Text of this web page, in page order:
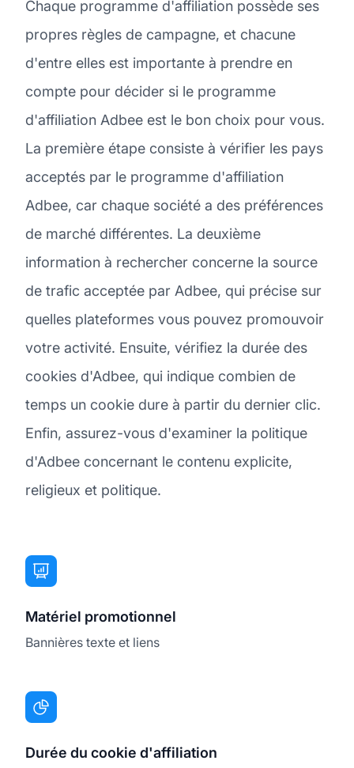
Chaque programme d'affiliation possède ses
propres règles de campagne, et chacune
d'entre elles est importante à prendre en
compte pour décider si le programme
d'affiliation Adbee est le bon choix pour vous.
La première étape consiste à vérifier les pays
acceptés par le programme d'affiliation
Adbee, car chaque société a des préférences
de marché différentes. La deuxième
information à rechercher concerne la source
de trafic acceptée par Adbee, qui précise sur
quelles plateformes vous pouvez promouvoir
votre activité. Ensuite, vérifiez la durée des
cookies d'Adbee, qui indique combien de
temps un cookie dure à partir du dernier clic.
Enfin, assurez-vous d'examiner la politique
d'Adbee concernant le contenu explicite,
religieux et politique.
Matériel promotionnel
Bannières texte et liens
Durée du cookie d'affiliation